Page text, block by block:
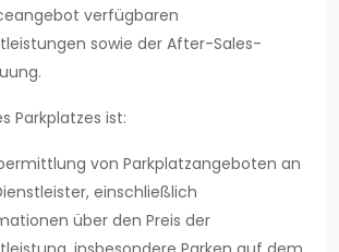
verfügbaren
sowie der After-Sales-
Parkplatzes ist:
von Parkplatzangeboten an
einschließlich
über den Preis der